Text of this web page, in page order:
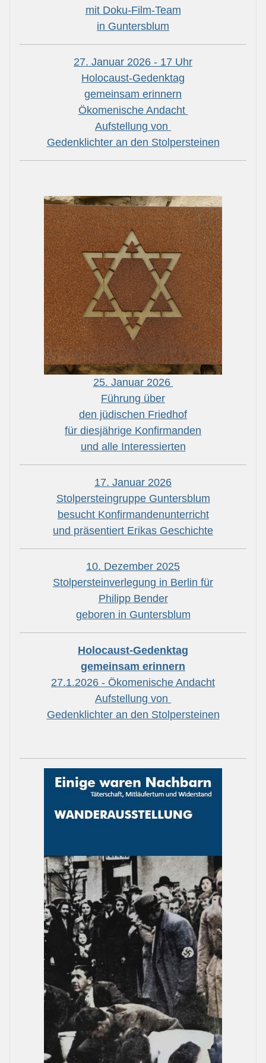
mit Doku-Film-Team
in Guntersblum
27. Januar 2026 - 17 Uhr
Holocaust-Gedenktag
gemeinsam erinnern
Ökomenische Andacht
Aufstellung von
Gedenklichter an den Stolpersteinen
25. Januar 2026
Führung über
den jüdischen Friedhof
für diesjährige Konfirmanden
und alle Interessierten
17. Januar 2026
Stolpersteingruppe Guntersblum
besucht Konfirmandenunterricht
und präsentiert Erikas Geschichte
10. Dezember 2025
Stolpersteinverlegung in Berlin für
Philipp Bender
geboren in Guntersblum
Holocaust-Gedenktag
gemeinsam erinnern
27.1.2026 - Ökomenische Andacht
Aufstellung von
Gedenklichter an den Stolpersteinen